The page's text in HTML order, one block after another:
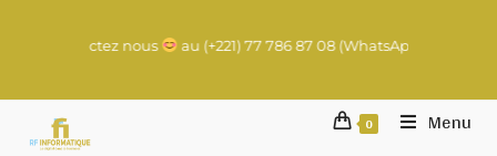
Contactez nous au (+221) 77 786 87 08 (WhatsApp) |
0 Menu